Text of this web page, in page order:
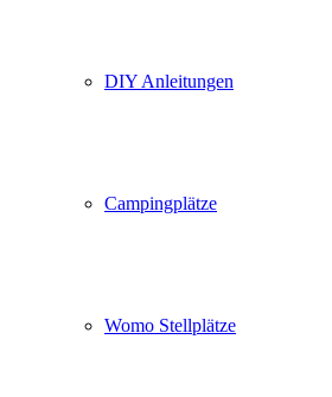
DIY Anleitungen
Campingplätze
Womo Stellplätze